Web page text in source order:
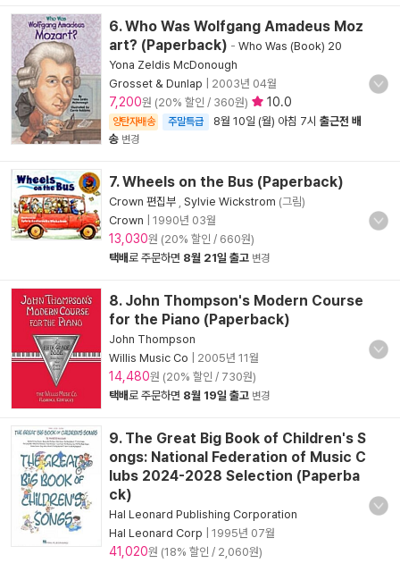
6. Who Was Wolfgang Amadeus Moz
art? (Paperback) - Who Was (Book) 20
Yona Zeldis McDonough
Grosset & Dunlap
2003년 04월
7,200원 (20% 할인 / 360원) 10.0
양탄자배송 주말특급 8월 10일 (월) 아침 7시 출근전 배
송 변경
7. Wheels on the Bus (Paperback)
Crown 편집부 Sylvie Wickstrom (그림)
Crown
1990년 03월
13,030원 (20% 할인 / 660원)
택배로 주문하면 8월 21일 출고 변경
8. John Thompson's Modern Course
for the Piano (Paperback)
John Thompson
Willis Music Co
2005년 11월
14,480원 (20% 할인 / 730원)
택배로 주문하면 8월 19일 출고 변경
9. The Great Big Book of Children's S
ongs: National Federation of Music C
lubs 2024-2028 Selection (Paperba
ck)
Hal Leonard Publishing Corporation
Hal Leonard Corp
1995년 07월
41,020원 (18% 할인 / 2,060원)